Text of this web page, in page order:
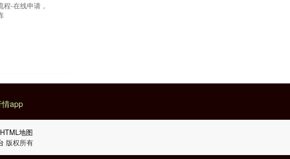
-在线申请，
app
HTML地图
版权所有